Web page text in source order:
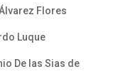
Flores
Luque
De las Sias de